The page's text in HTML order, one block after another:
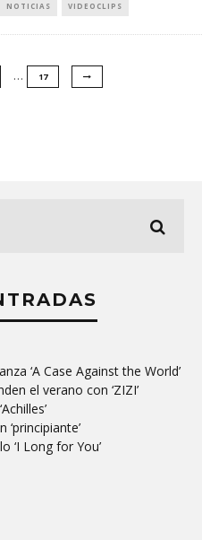
NOTICIAS VIDEOCLIPS
… 17
‘A Case Against the World’
el verano con ‘ZIZI’
‘I Long for You’